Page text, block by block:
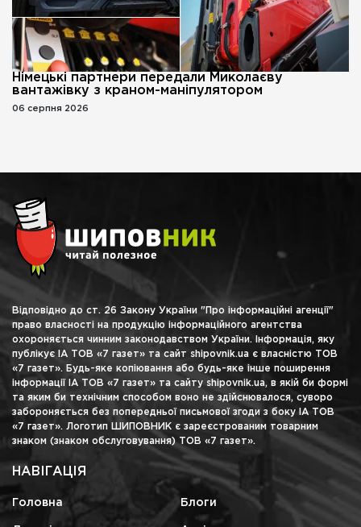
Німецькі партнери передали Миколаєву
вантажівку з краном-маніпулятором
06 серпня 2026
Відповідно до ст. 26 Закону України "Про інформаційні агенції"
право власності на продукцію інформаційного агентства
охороняється чинним законодавством України. Інформація, яку
публікує ІА ТОВ «7 газет» та сайт shipovnik.ua є власністю ТОВ
«7 газет». Будь-яке копіювання або будь-яке інше поширення
інформації ІА ТОВ «7 газет» та сайту shipovnik.ua, в якій би формі
та яким би технічним способом воно не здійснювалося, суворо
забороняється без попередньої письмової згоди з боку ІА ТОВ
«7 газет». Логотип ШИПОВНИК є зареєстрованим товарним
знаком (знаком обслуговування) ТОВ «7 газет».
НАВІГАЦІЯ
Головна Блоги